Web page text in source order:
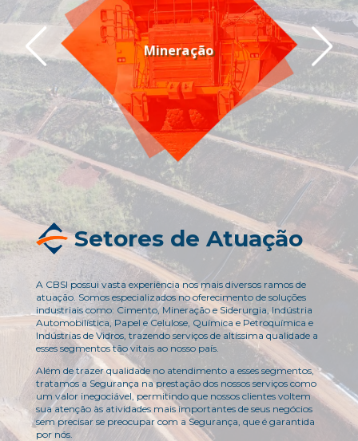
Mineração
Setores de Atuação
A CBSI possui vasta experiência nos mais diversos ramos de
atuação. Somos especializados no oferecimento de soluções
industriais como: Cimento, Mineração e Siderurgia, Indústria
Automobilística, Papel e Celulose, Química e Petroquímica e
Indústrias de Vidros, trazendo serviços de altíssima qualidade a
esses segmentos tão vitais ao nosso país.
Além de trazer qualidade no atendimento a esses segmentos,
tratamos a Segurança na prestação dos nossos serviços como
um valor inegociável, permitindo que nossos clientes voltem
sua atenção às atividades mais importantes de seus negócios
sem precisar se preocupar com a Segurança, que é garantida
por nós.